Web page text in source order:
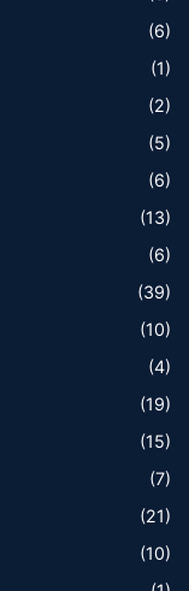
(6)
(1)
(2)
(5)
(6)
(13)
(6)
(39)
(10)
(4)
(19)
(15)
(7)
(21)
(10)